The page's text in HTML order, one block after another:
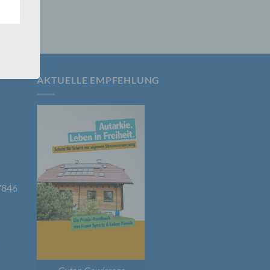
AKTUELLE EMPFEHLUNG
zu